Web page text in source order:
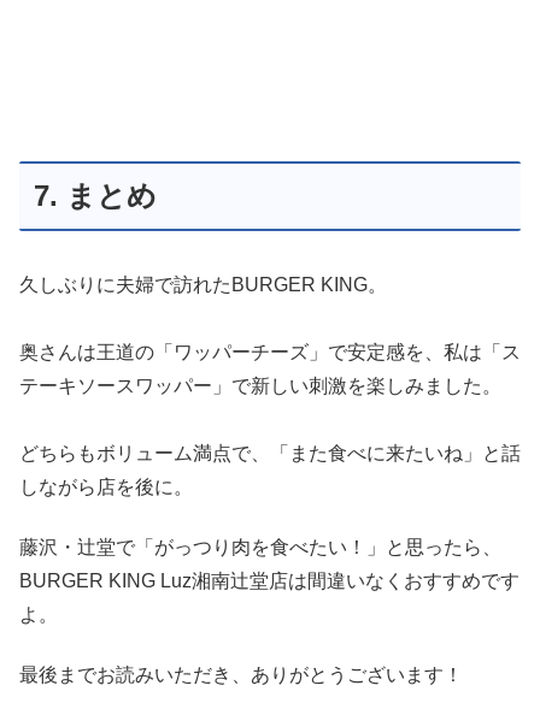
7. まとめ
久しぶりに夫婦で訪れたBURGER KING。
奥さんは王道の「ワッパーチーズ」で安定感を、私は「ス
テーキソースワッパー」で新しい刺激を楽しみました。
どちらもボリューム満点で、「また食べに来たいね」と話
しながら店を後に。
藤沢・辻堂で「がっつり肉を食べたい！」と思ったら、
BURGER KING Luz湘南辻堂店は間違いなくおすすめです
よ。
最後までお読みいただき、ありがとうございます！